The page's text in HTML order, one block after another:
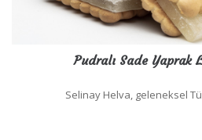
Pudralı Sade Yaprak
Selinay Helva, geleneksel